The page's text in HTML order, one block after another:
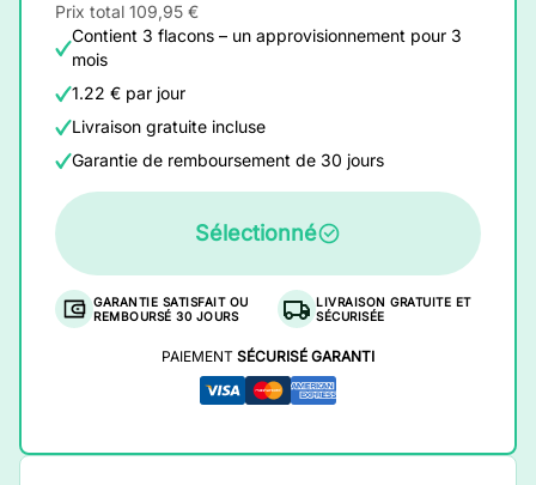
Prix total 109,95 €
Contient 3 flacons – un approvisionnement pour 3
mois
1.22 € par jour
Livraison gratuite incluse
Garantie de remboursement de 30 jours
Sélectionné
GARANTIE SATISFAIT OU
REMBOURSÉ 30 JOURS
LIVRAISON GRATUITE ET
SÉCURISÉE
PAIEMENT SÉCURISÉ GARANTI